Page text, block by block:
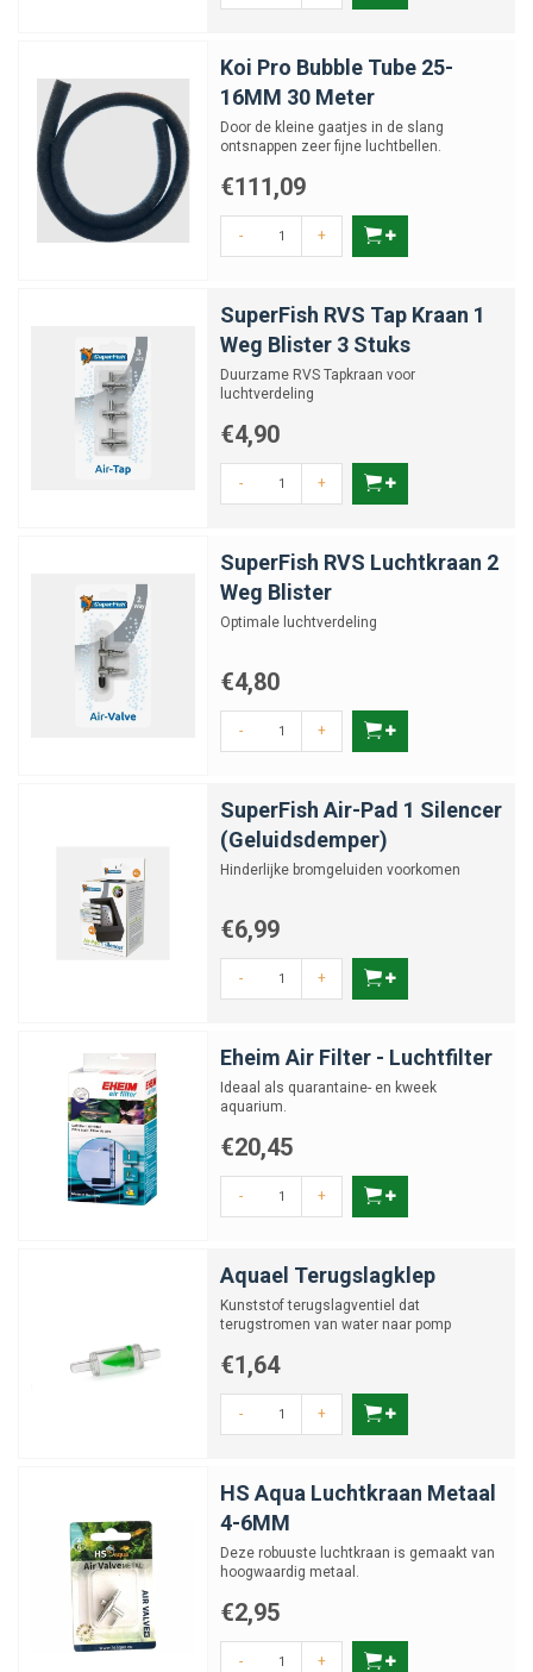
Koi Pro Bubble Tube 25-
16MM 30 Meter
Door de kleine gaatjes in de slang
ontsnappen zeer fijne luchtbellen.
€111,09
- +
SuperFish RVS Tap Kraan 1
Weg Blister 3 Stuks
Duurzame RVS Tapkraan voor
luchtverdeling
€4,90
- +
SuperFish RVS Luchtkraan 2
Weg Blister
Optimale luchtverdeling
€4,80
- +
SuperFish Air-Pad 1 Silencer
(Geluidsdemper)
Hinderlijke bromgeluiden voorkomen
€6,99
- +
Eheim Air Filter - Luchtfilter
Ideaal als quarantaine- en kweek
aquarium.
€20,45
- +
Aquael Terugslagklep
Kunststof terugslagventiel dat
terugstromen van water naar pomp
€1,64
- +
HS Aqua Luchtkraan Metaal
4-6MM
Deze robuuste luchtkraan is gemaakt van
hoogwaardig metaal.
€2,95
- +